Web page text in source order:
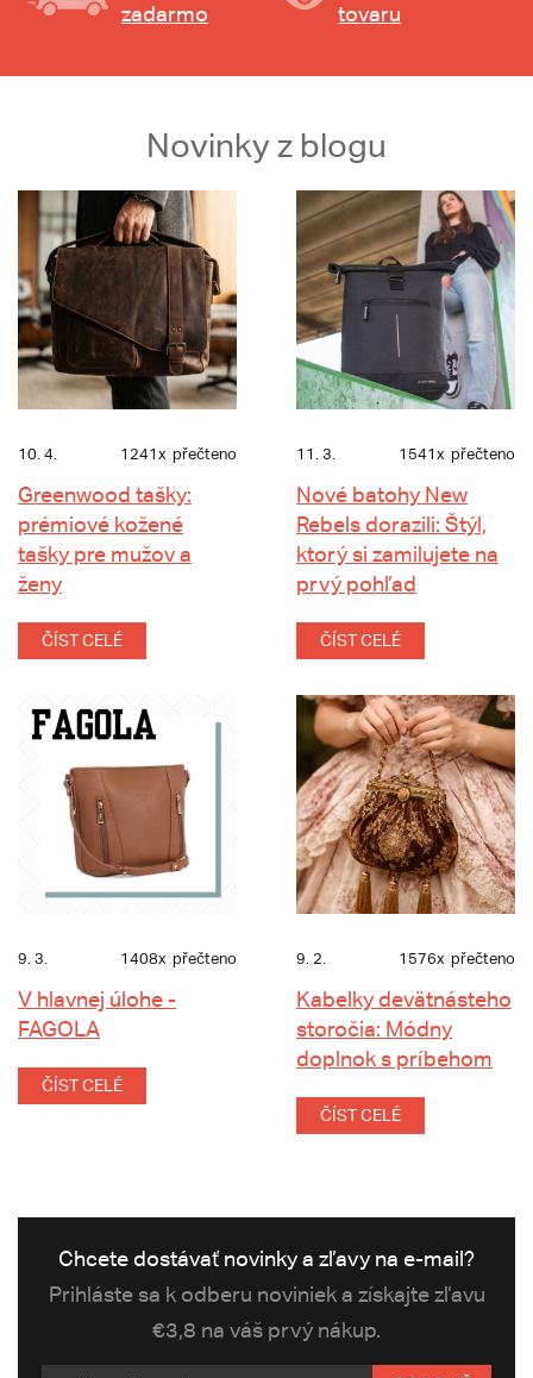
zadarmo tovaru
Novinky z blogu
10. 4. 1241x přečteno
Greenwood tašky:
prémiové kožené
tašky pre mužov a
ženy
ČÍST CELÉ
11. 3. 1541x přečteno
Nové batohy New
Rebels dorazili: Štýl,
ktorý si zamilujete na
prvý pohľad
ČÍST CELÉ
9. 3. 1408x přečteno
V hlavnej úlohe -
FAGOLA
ČÍST CELÉ
9. 2. 1576x přečteno
Kabelky devätnásteho
storočia: Módny
doplnok s príbehom
ČÍST CELÉ
Chcete dostávať novinky a zľavy na e-mail?
Prihláste sa k odberu noviniek a získajte zľavu
€3,8 na váš prvý nákup.